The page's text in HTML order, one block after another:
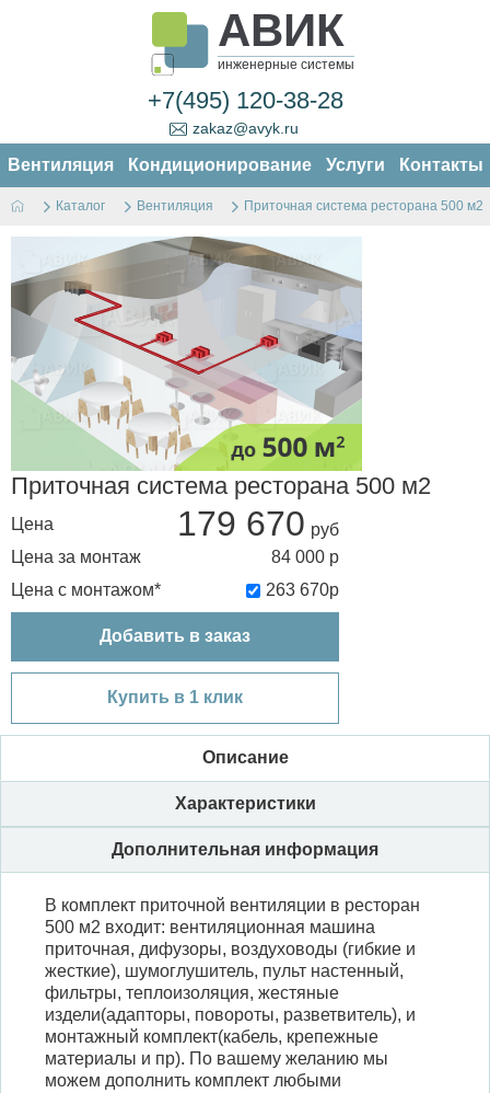
АВИК
инженерные системы
+7(495) 120-38-28
zakaz@avyk.ru
Вентиляция Кондиционирование Услуги Контакты
Каталог Вентиляция Приточная система ресторана 500 м2
Приточная система ресторана 500 м2
Цена 179 670
Цена за монтаж 84 000 р
Цена с монтажом*
263 670р
Добавить в заказ
Купить в 1 клик
Описание
Характеристики
Дополнительная информация
В комплект приточной вентиляции в ресторан
500 м2 входит: вентиляционная машина
приточная, дифузоры, воздуховоды (гибкие и
жесткие), шумоглушитель, пульт настенный,
фильтры, теплоизоляция, жестяные
издели(адапторы, повороты, разветвитель), и
монтажный комплект(кабель, крепежные
материалы и пр). По вашему желанию мы
можем дополнить комплект любыми